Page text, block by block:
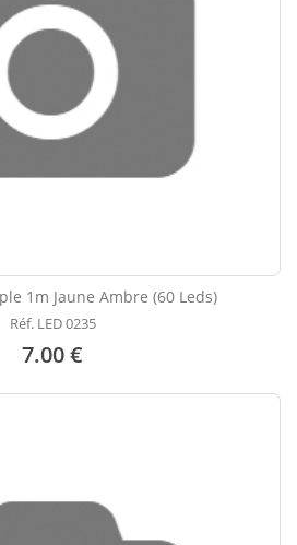
1m Jaune Ambre (60 Leds)
Réf. LED 0235
7.00 €